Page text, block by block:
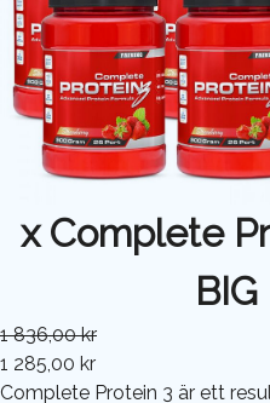
x Complete
1 836,00 kr
1 285,00 kr
Complete Protein 3 är ett